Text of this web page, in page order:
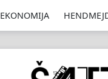
EKONOMIJA